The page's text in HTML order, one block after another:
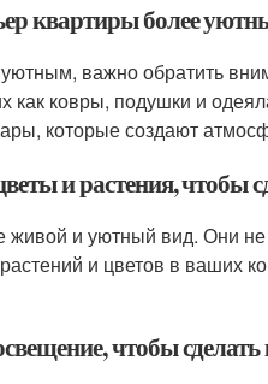
квартиры более
важно обратить
как ковры, подушки и
которые создают
и растения, чтобы
живой и уютный вид. Они
и цветов в ваших
чтобы